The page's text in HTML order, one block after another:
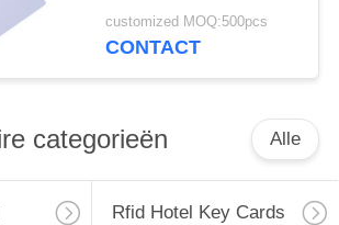
identificatie slimme
kaart voor nauwkeurige
customized MOQ:500pcs
CONTACT
categorieën Alle
Rfid Hotel Key Cards